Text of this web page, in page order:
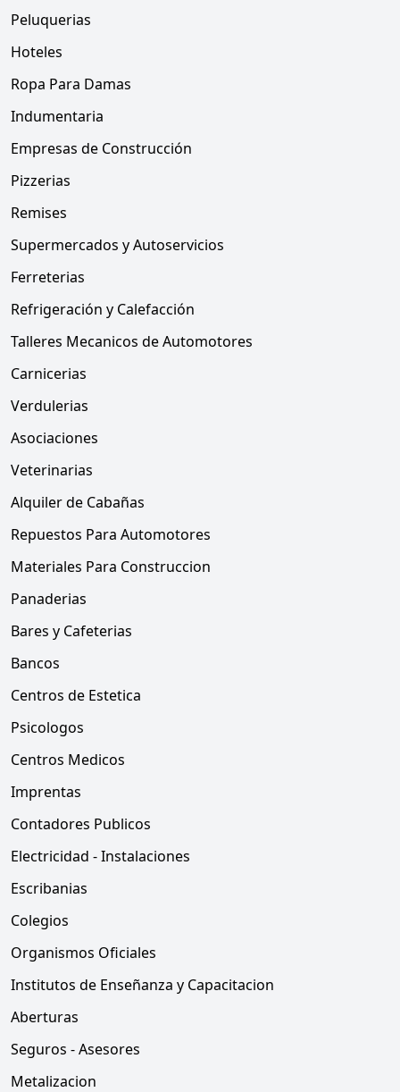
Peluquerias
Hoteles
Ropa Para Damas
Indumentaria
Empresas de Construcción
Pizzerias
Remises
Supermercados y Autoservicios
Ferreterias
Refrigeración y Calefacción
Talleres Mecanicos de Automotores
Carnicerias
Verdulerias
Asociaciones
Veterinarias
Alquiler de Cabañas
Repuestos Para Automotores
Materiales Para Construccion
Panaderias
Bares y Cafeterias
Bancos
Centros de Estetica
Psicologos
Centros Medicos
Imprentas
Contadores Publicos
Electricidad - Instalaciones
Escribanias
Colegios
Organismos Oficiales
Institutos de Enseñanza y Capacitacion
Aberturas
Seguros - Asesores
Metalizacion